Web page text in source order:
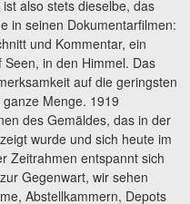
also stets dieselbe, das
in seinen Dokumentarfilmen:
und Kommentar, ein
in den Himmel. Das
auf die geringsten
Menge. 1919
des Gemäldes, das in der
wurde und sich heute im
Zeitrahmen entspannt sich
Gegenwart, wir sehen
Abstellkammern, Depots